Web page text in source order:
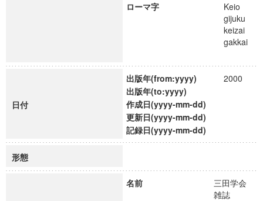
ローマ字
Keio
gijuku
keizai
gakkai
日付
出版年(from:yyyy)
2000
出版年(to:yyyy)
作成日(yyyy-mm-dd)
更新日(yyyy-mm-dd)
記録日(yyyy-mm-dd)
形態
名前
三田学会
雑誌